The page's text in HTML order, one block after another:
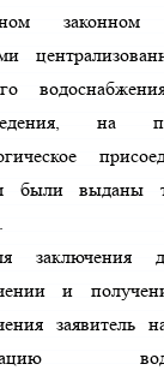
законном
на
были выданы
заключения
и
заявитель